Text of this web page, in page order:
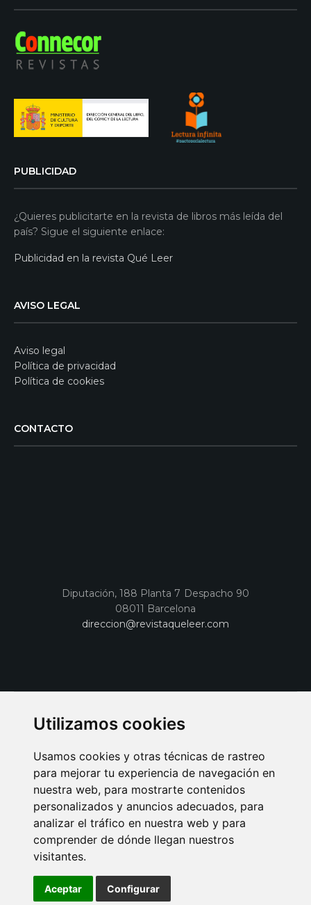
Utilizamos cookies
Usamos cookies y otras técnicas de rastreo
para mejorar tu experiencia de navegación en
nuestra web, para mostrarte contenidos
personalizados y anuncios adecuados, para
analizar el tráfico en nuestra web y para
comprender de dónde llegan nuestros
visitantes.
Aceptar Configurar
PUBLICIDAD
¿Quieres publicitarte en la revista de libros más leída del
país? Sigue el siguiente enlace:
Publicidad en la revista Qué Leer
AVISO LEGAL
Aviso legal
Política de privacidad
Política de cookies
CONTACTO
Diputación, 188 Planta 7 Despacho 90
08011 Barcelona
direccion@revistaqueleer.com
AVISO LEGAL POLITICA DE COOKIES
POLITICA DE PRIVACIDAD
PUBLICIDAD EN LA REVISTA QUÉ LEER
SORTEO-PREESTRENOS
SUSCRIPCIONES
Connecor Revistas